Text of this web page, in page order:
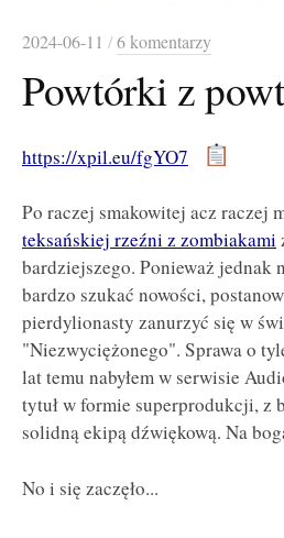
2024-06-11 /6 komentarzy
Powtórki z
https://xpil.eu/fgYO7
Po raczej smakowitej acz raczej
teksańskiej rzeźni z zombiakami
bardziejszego. Ponieważ jednak
bardzo szukać nowości,
pierdylionasty zanurzyć się w
"Niezwyciężonego". Sprawa o
lat temu nabyłem w serwisie
tytuł w formie superprodukcji, z
solidną ekipą dźwiękową. Na
No i się zaczęło...